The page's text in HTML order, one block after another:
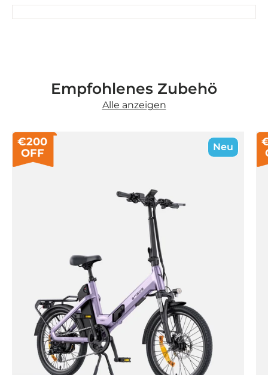
Empfohlenes Zubehö
Alle anzeigen
Neu
€200
OFF